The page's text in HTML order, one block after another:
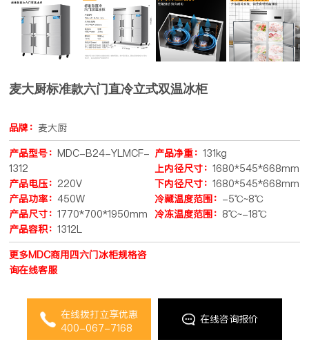
麦大厨标准款六门直冷立式双温冰柜
品牌： 麦大厨
产品型号：MDC-B24-YLMCF-
1312
产品电压： 220V
产品功率：450W
产品尺寸：1770*700*1950mm
产品容积：1312L
产品净重： 131kg
上内径尺寸： 1680*545*668mm
下内径尺寸： 1680*545*668mm
冷藏温度范围： -5℃~8℃
冷冻温度范围： 8℃~-18℃
更多MDC商用四六门冰柜规格咨
询在线客服
在线拨打立享优惠
400-067-7168
在线咨询报价